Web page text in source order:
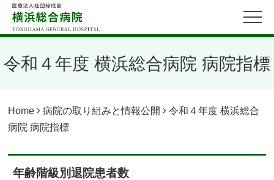
令和４年度 横浜総合病院 病院指標
Home 病院の取り組みと情報公開
令和４年度 横浜総合
病院 病院指標
年齢階級別退院患者数